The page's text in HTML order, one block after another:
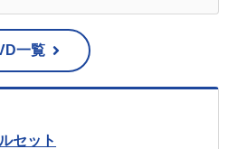
一覧
セット